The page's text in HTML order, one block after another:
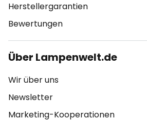
Herstellergarantien
Bewertungen
Über Lampenwelt.de
Wir über uns
Newsletter
Marketing-Kooperationen